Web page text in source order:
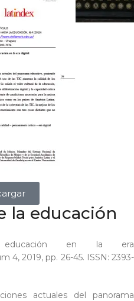
la educación
en la era
4, 2019, pp. 26-45. ISSN: 2393-
actuales del panorama